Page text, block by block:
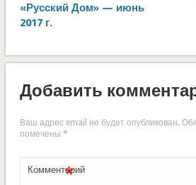
«Русский Дом» — июнь
2017 г.
Добавить
Ваш адрес email не будет опубликован.
помечены *
Комментарий
*